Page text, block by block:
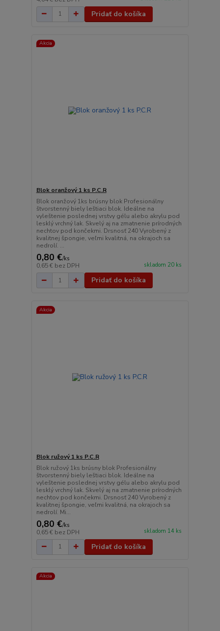
Pridať do košíka
Akcia
Blok oranžový 1 ks P.C.R
Blok oranžový 1ks brúsny blok Profesionálny
štvorstenný biely leštiaci blok. Ideálne na
vyleštenie poslednej vrstvy gélu alebo akrylu pod
lesklý vrchný lak. Skvelý aj na zmatnenie prírodných
nechtov pod končekmi. Drsnosť 240 Vyrobený z
kvalitnej špongie, veľmi kvalitná, na okrajoch sa
nedrolí. ...
0,80 €/ks
0,65 € bez DPH skladom 20 ks
Pridať do košíka
Akcia
Blok ružový 1 ks P.C.R
Blok ružový 1ks brúsny blok Profesionálny
štvorstenný biely leštiaci blok. Ideálne na
vyleštenie poslednej vrstvy gélu alebo akrylu pod
lesklý vrchný lak. Skvelý aj na zmatnenie prírodných
nechtov pod končekmi. Drsnosť 240 Vyrobený z
kvalitnej špongie, veľmi kvalitná, na okrajoch sa
nedrolí. Mi...
0,80 €/ks
0,65 € bez DPH skladom 14 ks
Pridať do košíka
Akcia